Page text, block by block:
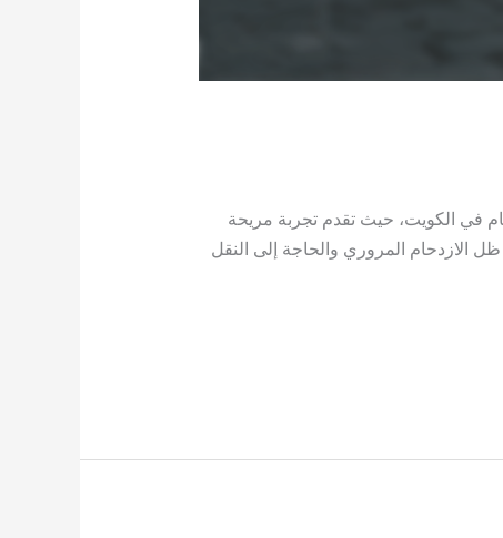
في الكويت، حيث تقدم تجربة مريحة
المروري والحاجة إلى النقل